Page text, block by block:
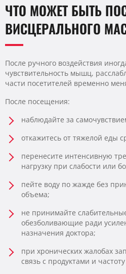
ЧТО МОЖЕТ БЫТЬ
ВИСЦЕРАЛЬНОГО
После ручного воздействия
чувствительность мышц,
части посетителей временно
После посещения:
наблюдайте за
откажитесь от тяжелой еды
перенесите интенсивную
нагрузку при слабости или
пейте воду по жажде без
объема;
не принимайте
обезболивающие ради
назначения доктора;
при хронических жалобах
связь с продуктами и частоту